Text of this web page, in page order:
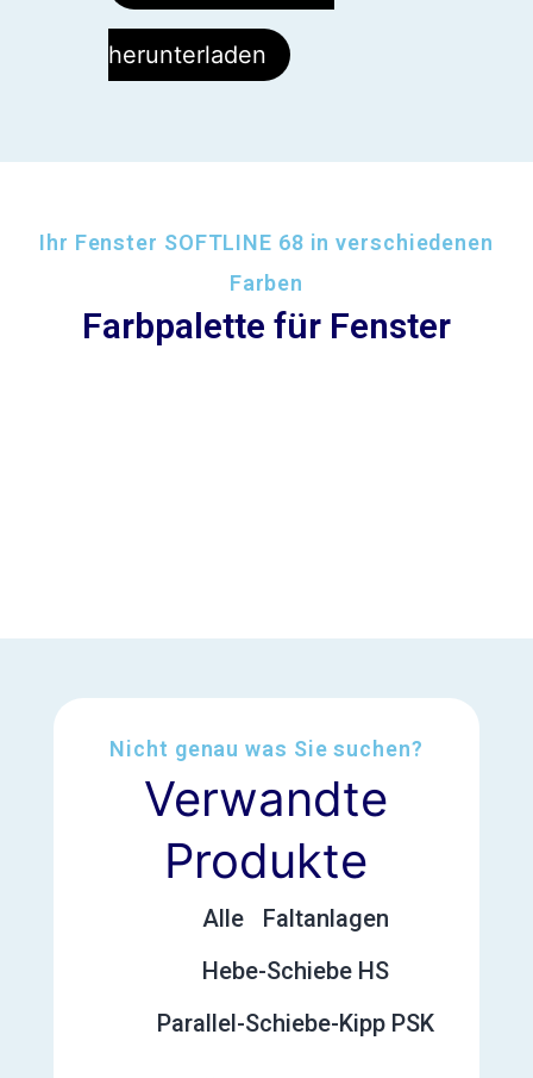
herunterladen
Ihr Fenster SOFTLINE 68 in verschiedenen
Farben
Farbpalette für Fenster
Nicht genau was Sie suchen?
Verwandte
Produkte
Alle
Faltanlagen
Hebe-Schiebe HS
Parallel-Schiebe-Kipp PSK